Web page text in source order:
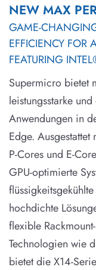
NEW MAX
GAME-
EFFICIENCY FOR
FEATURING
Supermicro bietet
leistungsstarke
Anwendungen in
Edge.
P-Cores und E-
GPU-optimierte
hochdichte
flexible
Technologien wie
bietet die X14-